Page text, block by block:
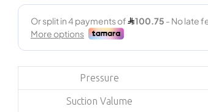
Pressure
Suction Valume